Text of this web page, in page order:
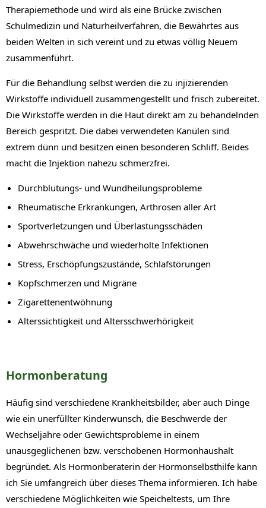
Therapiemethode und wird als eine Brücke zwischen
Schulmedizin und Naturheilverfahren, die Bewährtes aus
beiden Welten in sich vereint und zu etwas völlig Neuem
zusammenführt.
Für die Behandlung selbst werden die zu injizierenden
Wirkstoffe individuell zusammengestellt und frisch zubereitet.
Die Wirkstoffe werden in die Haut direkt am zu behandelnden
Bereich gespritzt. Die dabei verwendeten Kanülen sind
extrem dünn und besitzen einen besonderen Schliff. Beides
macht die Injektion nahezu schmerzfrei.
Durchblutungs- und Wundheilungsprobleme
Rheumatische Erkrankungen, Arthrosen aller Art
Sportverletzungen und Überlastungsschäden
Abwehrschwäche und wiederholte Infektionen
Stress, Erschöpfungszustände, Schlafstörungen
Kopfschmerzen und Migräne
Zigarettenentwöhnung
Alterssichtigkeit und Altersschwerhörigkeit
Hormonberatung
Häufig sind verschiedene Krankheitsbilder, aber auch Dinge
wie ein unerfüllter Kinderwunsch, die Beschwerde der
Wechseljahre oder Gewichtsprobleme in einem
unausgeglichenen bzw. verschobenen Hormonhaushalt
begründet. Als Hormonberaterin der Hormonselbsthilfe kann
ich Sie umfangreich über dieses Thema informieren. Ich habe
verschiedene Möglichkeiten wie Speicheltests, um Ihre